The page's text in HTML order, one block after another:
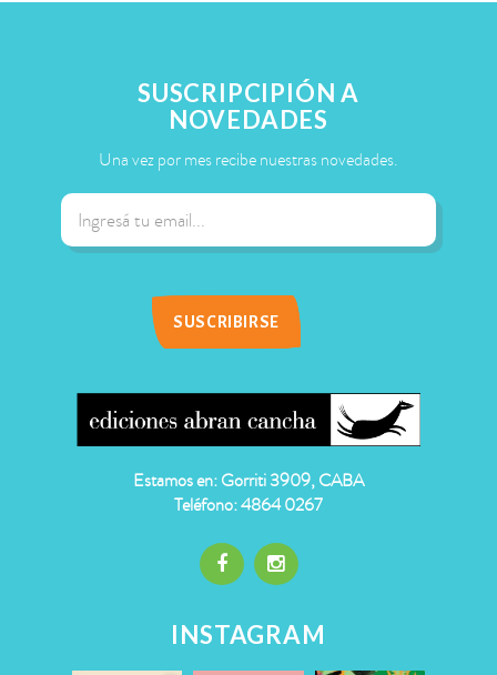
SUSCRIPCIPIÓN A
NOVEDADES
Una vez por mes recibe nuestras novedades.
Estamos en: Gorriti 3909, CABA
Teléfono: 4864 0267
INSTAGRAM